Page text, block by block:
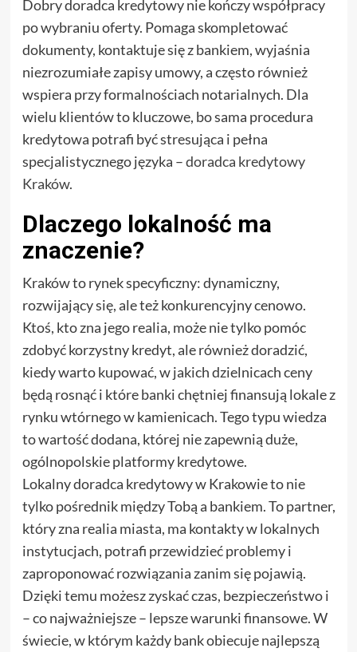
Dobry doradca kredytowy nie kończy współpracy
po wybraniu oferty. Pomaga skompletować
dokumenty, kontaktuje się z bankiem, wyjaśnia
niezrozumiałe zapisy umowy, a często również
wspiera przy formalnościach notarialnych. Dla
wielu klientów to kluczowe, bo sama procedura
kredytowa potrafi być stresująca i pełna
specjalistycznego języka –doradca kredytowy
Kraków.
Dlaczego lokalność ma
znaczenie?
Kraków to rynek specyficzny: dynamiczny,
rozwijający się, ale też konkurencyjny cenowo.
Ktoś, kto zna jego realia, może nie tylko pomóc
zdobyć korzystny kredyt, ale również doradzić,
kiedy warto kupować, w jakich dzielnicach ceny
będą rosnąć i które banki chętniej finansują lokale z
rynku wtórnego w kamienicach. Tego typu wiedza
to wartość dodana, której nie zapewnią duże,
ogólnopolskie platformy kredytowe.
Lokalny doradca kredytowy w Krakowie to nie
tylko pośrednik między Tobą a bankiem. To partner,
który zna realia miasta, ma kontakty w lokalnych
instytucjach, potrafi przewidzieć problemy i
zaproponować rozwiązania zanim się pojawią.
Dzięki temu możesz zyskać czas, bezpieczeństwo i
– co najważniejsze – lepsze warunki finansowe. W
świecie, w którym każdy bank obiecuje najlepszą